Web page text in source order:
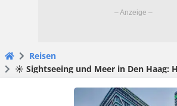
Reisen
☀️ Sightseeing und Meer in Den Haag: Hotel +